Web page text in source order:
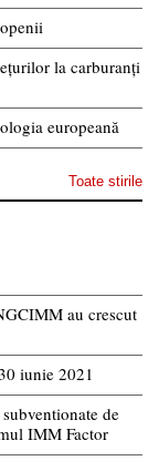
la carburanți
europeană
Toate stirile
au crescut
iunie 2021
de
IMM Factor